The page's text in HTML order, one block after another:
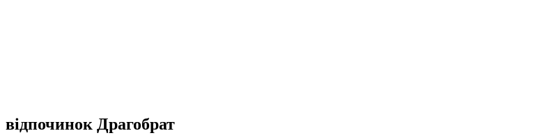
відпочинок Драгобрат